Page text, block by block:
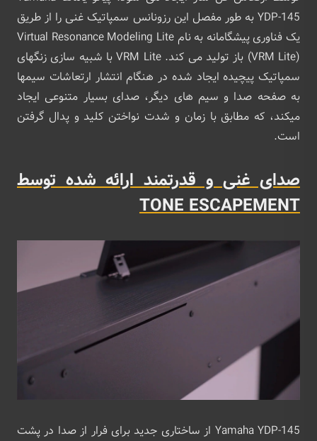
YDP-145 به طور مفصل این رزونانس سمپاتیک غنی را از طریق
یک فناوری پیشگامانه به نام Virtual Resonance Modeling Lite
(VRM Lite) باز تولید می کند. VRM Lite با شبیه سازی زنگهای
سمپاتیک پیچیده ایجاد شده در هنگام انتشار ارتعاشات سیمها
به صفحه صدا و سیم های دیگر، صدای بسیار متنوعی ایجاد
میکند، که مطابق با زمان و شدت نواختن کلید و پدال گرفتن
است.
صدای غنی و قدرتمند ارائه شده توسط
TONE ESCAPEMENT
Yamaha YDP-145 از ساختاری جدید برای فرار از صدا در پشت